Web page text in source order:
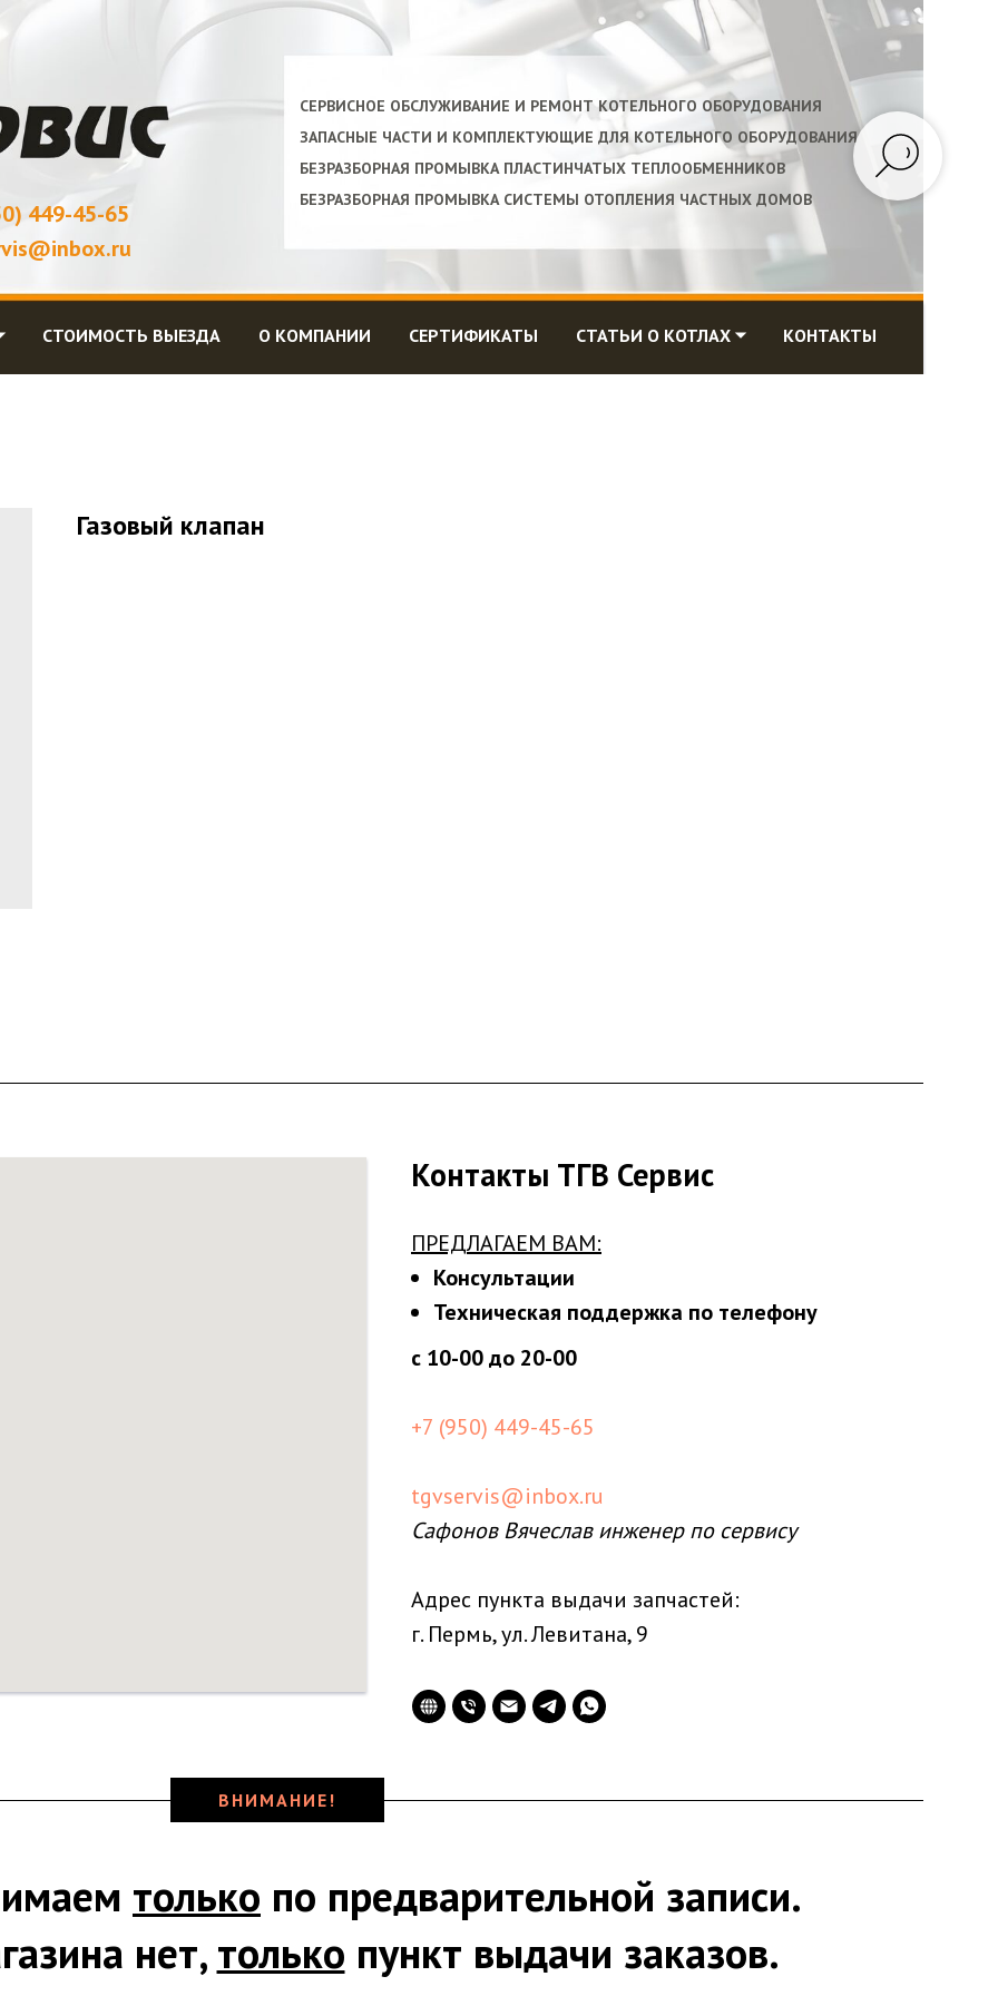
449-45-65
СЕРВИСНОЕ ОБСЛУЖИВАНИЕ И РЕМОНТ КОТЕЛЬНОГО ОБОРУДОВАНИЯ
ЗАПАСНЫЕ ЧАСТИ И КОМПЛЕКТУЮЩИЕ ДЛЯ КОТЕЛЬНОГО ОБОРУДОВАНИЯ
БЕЗРАЗБОРНАЯ ПРОМЫВКА ПЛАСТИНЧАТЫХ ТЕПЛООБМЕННИКОВ
БЕЗРАЗБОРНАЯ ПРОМЫВКА СИСТЕМЫ ОТОПЛЕНИЯ ЧАСТНЫХ ДОМОВ
СТОИМОСТЬ ВЫЕЗДА О КОМПАНИИ СЕРТИФИКАТЫ СТАТЬИ О КОТЛАХ ⏷ КОНТАКТЫ
Газовый клапан
Контакты ТГВ Сервис
ПРЕДЛАГАЕМ ВАМ:
Консультации
Техническая поддержка по телефону
с 10-00 до 20-00
+7 (950) 449-45-65
tgvservis@inbox.ru
Сафонов Вячеслав инженер по сервису
Адрес пункта выдачи запчастей:
г. Пермь, ул. Левитана, 9
ВНИМАНИЕ!
только по предварительной записи.
нет, только пункт выдачи заказов.